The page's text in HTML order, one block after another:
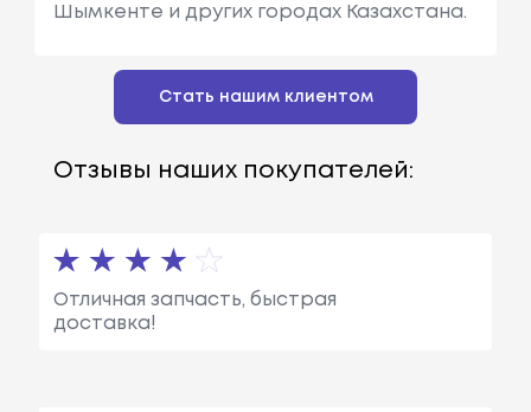
Шымкенте и других городах Казахстана.
Стать нашим клиентом
Отзывы наших покупателей:
Отличная запчасть, быстрая
доставка!